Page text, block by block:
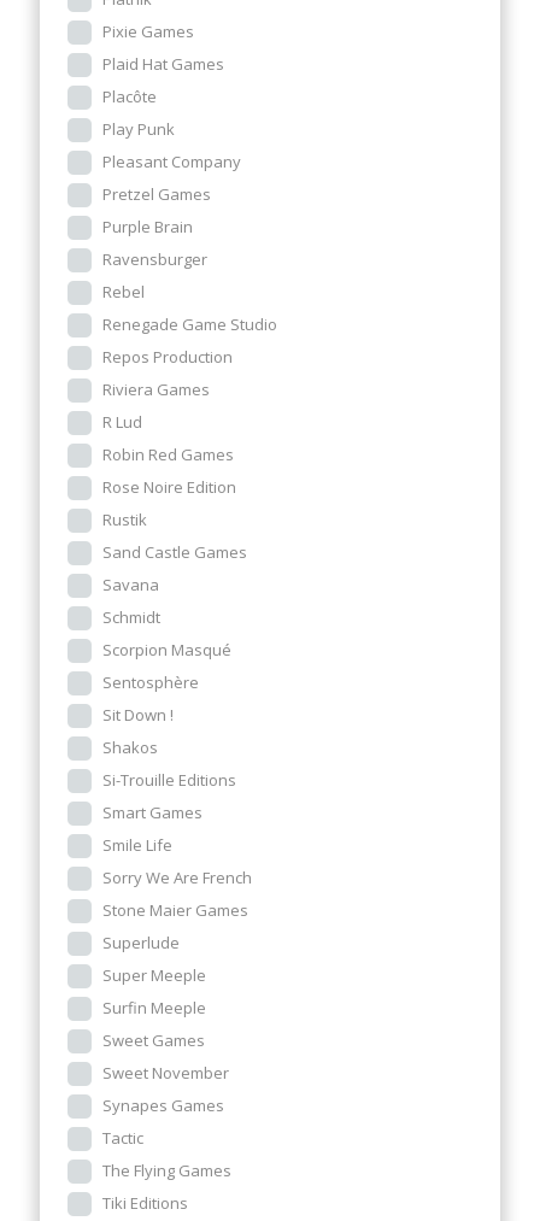
Pixie Games
Plaid Hat Games
Placôte
Play Punk
Pleasant Company
Pretzel Games
Purple Brain
Ravensburger
Rebel
Renegade Game Studio
Repos Production
Riviera Games
R Lud
Robin Red Games
Rose Noire Edition
Rustik
Sand Castle Games
Savana
Schmidt
Scorpion Masqué
Sentosphère
Sit Down !
Shakos
Si-Trouille Editions
Smart Games
Smile Life
Sorry We Are French
Stone Maier Games
Superlude
Super Meeple
Surfin Meeple
Sweet Games
Sweet November
Synapes Games
Tactic
The Flying Games
Tiki Editions